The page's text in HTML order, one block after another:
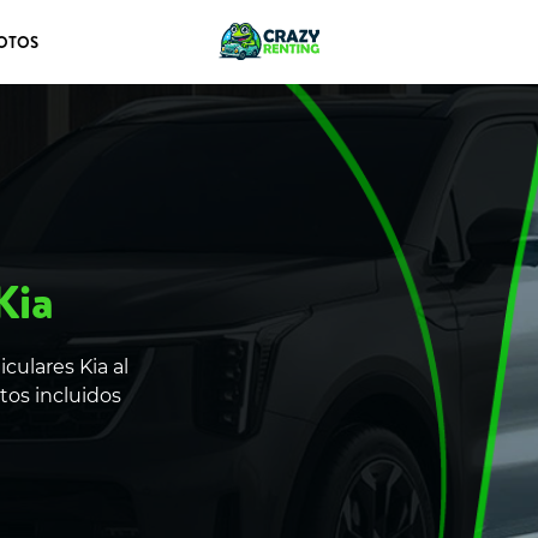
Kia al
incluidos